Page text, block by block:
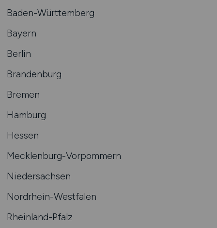
Baden-Württemberg
Bayern
Berlin
Brandenburg
Bremen
Hamburg
Hessen
Mecklenburg-Vorpommern
Niedersachsen
Nordrhein-Westfalen
Rheinland-Pfalz